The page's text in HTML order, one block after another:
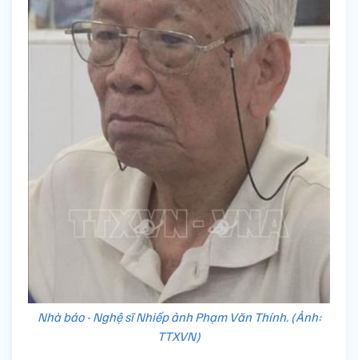
Nhà báo - Nghệ sĩ Nhiếp ảnh Phạm Văn Thính. (Ảnh:
TTXVN)